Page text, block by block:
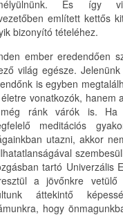
És így
említett kettős
bizonyító tételéhez.
ember eredendően
világ egésze.
is egyben
vonatkozók, hanem
ránk várók is. Ha
meditációs
utazni, akkor
tartó Univerzális
a jövőnkre
áttekintő
hogy